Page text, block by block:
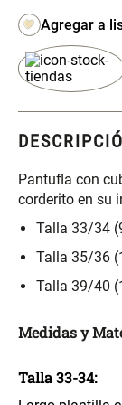
Pantufla con
corderito en su
Talla 33/34
Talla 35/36
Talla 39/40
Medidas y
Talla 33-34:
Set Sábanas
Hilos
Canasto Ropa
con Forro
S/ 69.90S/ 59.40
Comoda Bambú
S/ 319.00S/ 254.90
Plumón